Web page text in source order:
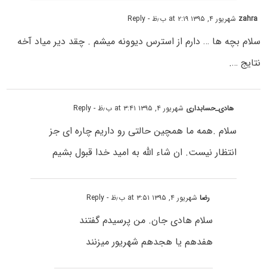
zahra شهریور ۴, ۱۳۹۵ at ۲:۱۹ ب٫ظ - Reply
سلام بچه ها … دارم از استرس دیوونه میشم . چقد دیر میاد آخه
نتایج ….
هادی_حسابداری شهریور ۴, ۱۳۹۵ at ۳:۴۱ ب٫ظ - Reply
سلام .همه ما همچین حالتی رو داریم چاره ای جز
انتظار نیست. ان شاء الله به امید خدا قبول بشیم
رضاشهریور ۴, ۱۳۹۵ at ۳:۵۱ ب٫ظ - Reply
سلام هادی جان. من پرسیدم گفتند
هفدهم یا هجدهم شهریور میزنند